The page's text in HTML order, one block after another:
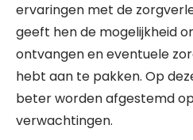
ervaringen met de
geeft hen de mogelijkheid
ontvangen en eventuele
hebt aan te pakken. Op
beter worden afgestemd
verwachtingen.